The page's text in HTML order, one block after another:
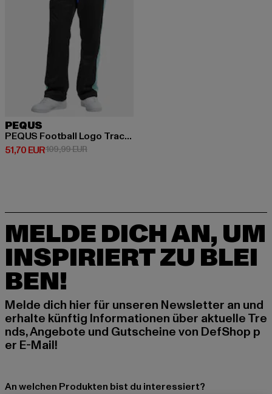
PEQUS
PEQUS Football Logo Track Pant
51,70 EUR
Derzeitiger Preis: 51,70 EUR
109,99 EURAktionspreis: 109,99 EUR
MELDE DICH AN, UM
INSPIRIERT ZU BLEI
BEN!
Melde dich hier für unseren Newsletter an und
erhalte künftig Informationen über aktuelle Tre
nds, Angebote und Gutscheine von DefShop p
er E-Mail!
An welchen Produkten bist du interessiert?